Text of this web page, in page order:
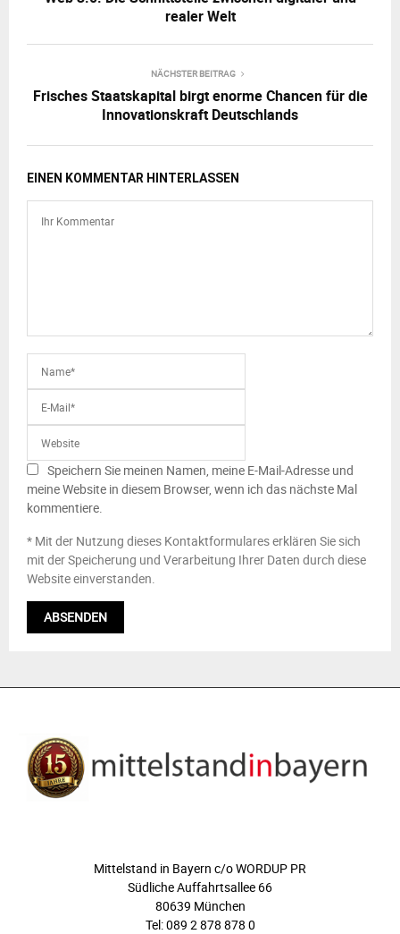
realer Welt
NÄCHSTER BEITRAG
Frisches Staatskapital birgt enorme Chancen für die
Innovationskraft Deutschlands
EINEN KOMMENTAR HINTERLASSEN
Speichern Sie meinen Namen, meine E-Mail-Adresse und
meine Website in diesem Browser, wenn ich das nächste Mal
kommentiere.
* Mit der Nutzung dieses Kontaktformulares erklären Sie sich
mit der Speicherung und Verarbeitung Ihrer Daten durch diese
Website einverstanden.
Mittelstand in Bayern c/o WORDUP PR
Südliche Auffahrtsallee 66
80639 München
Tel: 089 2 878 878 0